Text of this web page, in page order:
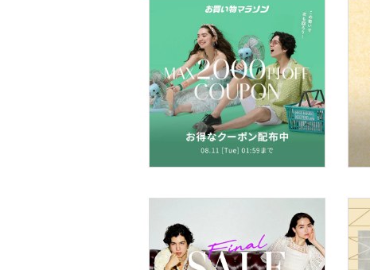
ヘアアクセサリー
マタニティウェア・ベビ
着物・浴衣・和装小物